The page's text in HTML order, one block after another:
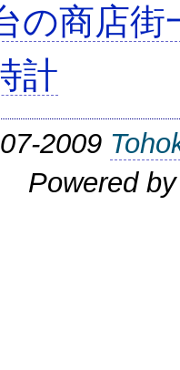
の商店街
計
2009
Powered